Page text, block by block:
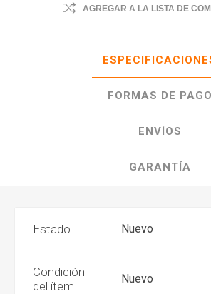
AGREGAR A LA LISTA DE
FORMAS DE PAGO
ENVÍOS
GARANTÍA
Estado Nuevo
Condición
del ítem
Nuevo